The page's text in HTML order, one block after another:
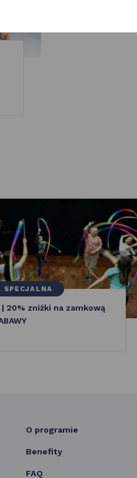
SPECJALNA
| 20% zniżki na zamkową
O programie
Benefity
FAQ